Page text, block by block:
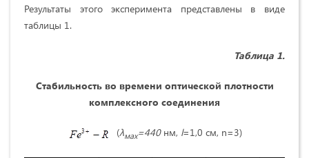
Результаты этого эксперимента представлены в виде
таблицы 1.
Таблица 1.
Стабильность во времени оптической плотности
комплексного соединения
(λмах=440нм, l=1,0 см, n=3)